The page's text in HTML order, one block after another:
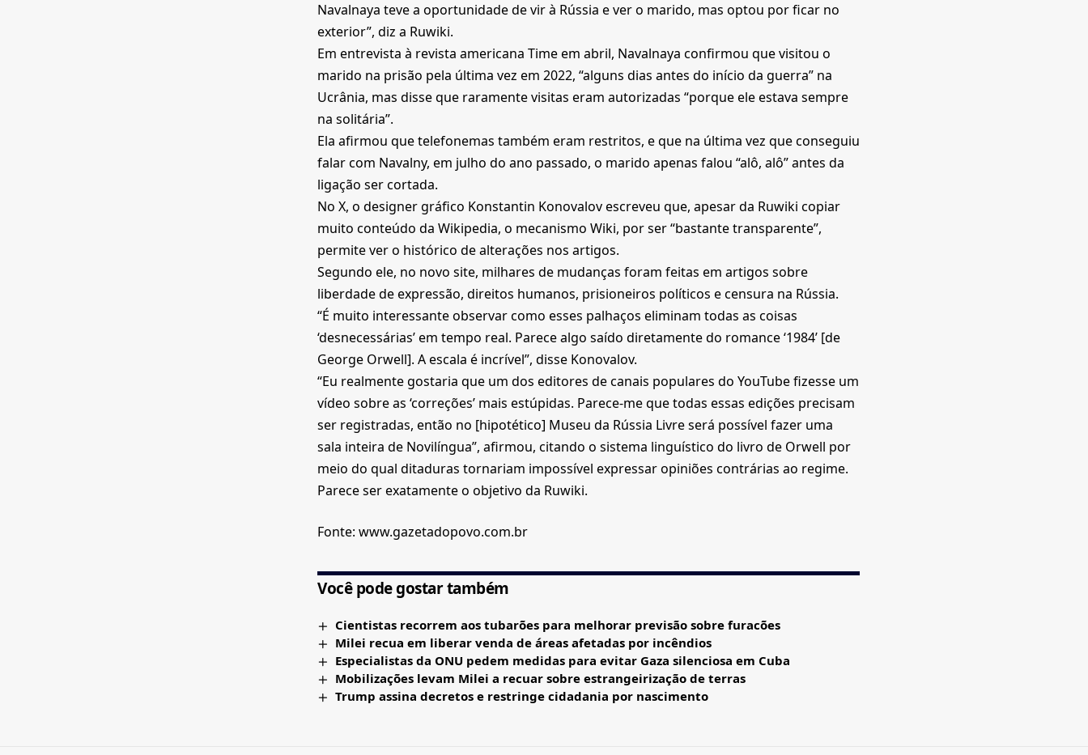
Navalnaya teve a oportunidade de vir à Rússia e ver o marido, mas optou por ficar no
exterior”, diz a Ruwiki.
Em entrevista à revista americana Time em abril, Navalnaya confirmou que visitou o
marido na prisão pela última vez em 2022, “alguns dias antes do início da guerra” na
Ucrânia, mas disse que raramente visitas eram autorizadas “porque ele estava sempre
na solitária”.
Ela afirmou que telefonemas também eram restritos, e que na última vez que conseguiu
falar com Navalny, em julho do ano passado, o marido apenas falou “alô, alô” antes da
ligação ser cortada.
No X, o designer gráfico Konstantin Konovalov escreveu que, apesar da Ruwiki copiar
muito conteúdo da Wikipedia, o mecanismo Wiki, por ser “bastante transparente”,
permite ver o histórico de alterações nos artigos.
Segundo ele, no novo site, milhares de mudanças foram feitas em artigos sobre
liberdade de expressão, direitos humanos, prisioneiros políticos e censura na Rússia.
“É muito interessante observar como esses palhaços eliminam todas as coisas
‘desnecessárias’ em tempo real. Parece algo saído diretamente do romance ‘1984’ [de
George Orwell]. A escala é incrível”, disse Konovalov.
“Eu realmente gostaria que um dos editores de canais populares do YouTube fizesse um
vídeo sobre as ‘correções’ mais estúpidas. Parece-me que todas essas edições precisam
ser registradas, então no [hipotético] Museu da Rússia Livre será possível fazer uma
sala inteira de Novilíngua”, afirmou, citando o sistema linguístico do livro de Orwell por
meio do qual ditaduras tornariam impossível expressar opiniões contrárias ao regime.
Parece ser exatamente o objetivo da Ruwiki.
Fonte: www.gazetadopovo.com.br
Você pode gostar também
Cientistas recorrem aos tubarões para melhorar previsão sobre furacões
Milei recua em liberar venda de áreas afetadas por incêndios
Especialistas da ONU pedem medidas para evitar Gaza silenciosa em Cuba
Mobilizações levam Milei a recuar sobre estrangeirização de terras
Trump assina decretos e restringe cidadania por nascimento